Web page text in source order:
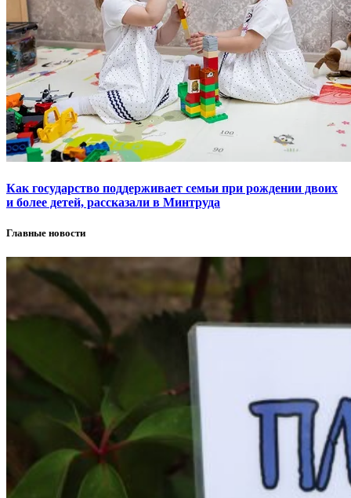
Как государство поддерживает семьи при рождении двоих
и более детей, рассказали в Минтруда
Главные новости